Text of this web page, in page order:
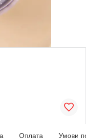
Оплата Умови